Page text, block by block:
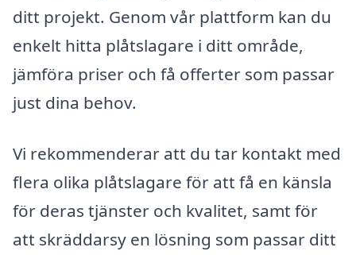
ditt projekt. Genom vår plattform kan du
enkelt hitta plåtslagare i ditt område,
jämföra priser och få offerter som passar
just dina behov.
Vi rekommenderar att du tar kontakt med
flera olika plåtslagare för att få en känsla
för deras tjänster och kvalitet, samt för
att skräddarsy en lösning som passar ditt